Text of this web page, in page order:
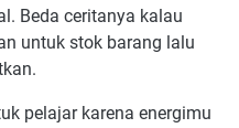
Beda ceritanya kalau
untuk stok barang lalu
pelajar karena energimu